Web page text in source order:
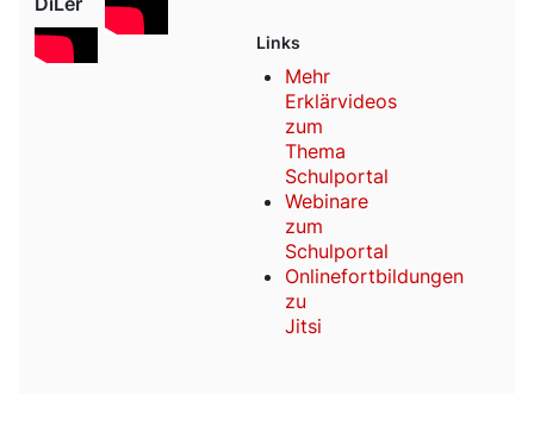
Links
Mehr
Erklärvideos
zum
Thema
Schulportal
Webinare
zum
Schulportal
Onlinefortbildungen
zu
Jitsi